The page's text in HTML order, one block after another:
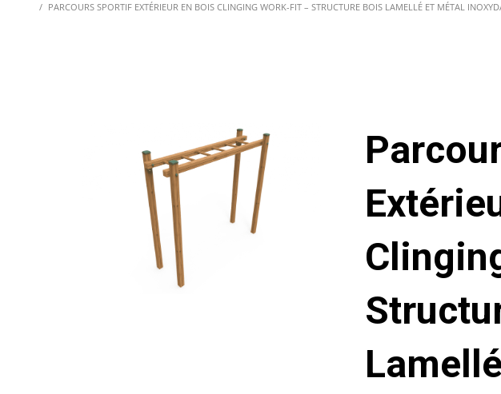
PARCOURS SPORTIF EXTÉRIEUR EN BOIS CLINGING WORK-FIT – STRUCTURE BOIS LAMELLÉ ET MÉTAL